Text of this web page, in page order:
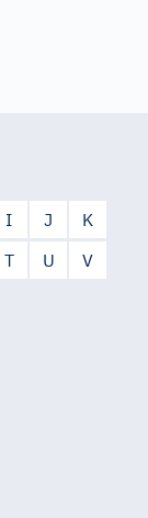
I J
K
T U
V